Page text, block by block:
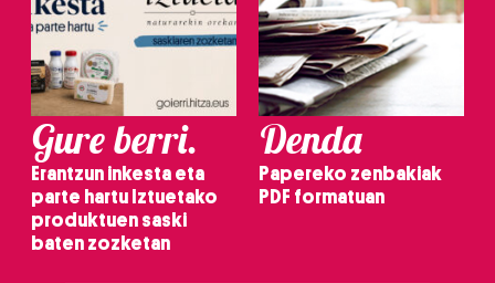
Gure berri.
Erantzun inkesta eta
parte hartu Iztuetako
produktuen saski
baten zozketan
Denda
Papereko zenbakiak
PDF formatuan